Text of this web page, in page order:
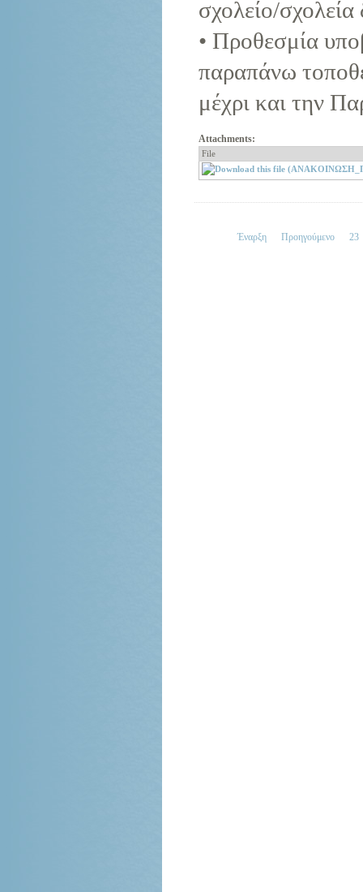
σχολείο/
• Προθεσμία
παραπάνω
μέχρι και την
Attachments:
File
Έναρξη Προηγούμενο 23